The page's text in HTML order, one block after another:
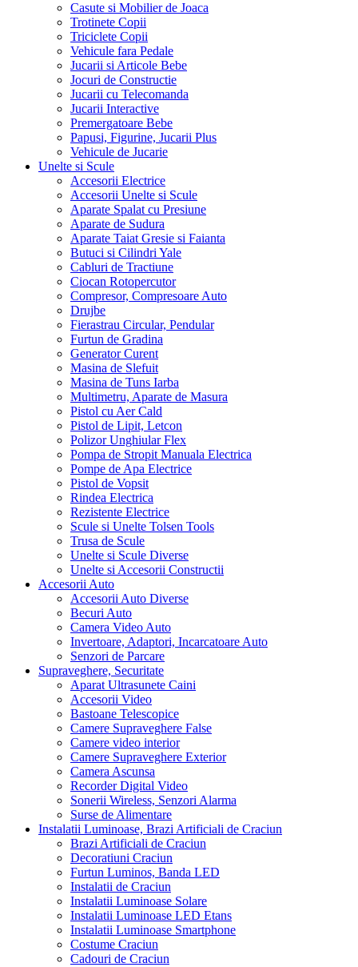
Casute si Mobilier de Joaca
Trotinete Copii
Triciclete Copii
Vehicule fara Pedale
Jucarii si Articole Bebe
Jocuri de Constructie
Jucarii cu Telecomanda
Jucarii Interactive
Premergatoare Bebe
Papusi, Figurine, Jucarii Plus
Vehicule de Jucarie
Unelte si Scule
Accesorii Electrice
Accesorii Unelte si Scule
Aparate Spalat cu Presiune
Aparate de Sudura
Aparate Taiat Gresie si Faianta
Butuci si Cilindri Yale
Cabluri de Tractiune
Ciocan Rotopercutor
Compresor, Compresoare Auto
Drujbe
Fierastrau Circular, Pendular
Furtun de Gradina
Generator Curent
Masina de Slefuit
Masina de Tuns Iarba
Multimetru, Aparate de Masura
Pistol cu Aer Cald
Pistol de Lipit, Letcon
Polizor Unghiular Flex
Pompa de Stropit Manuala Electrica
Pompe de Apa Electrice
Pistol de Vopsit
Rindea Electrica
Rezistente Electrice
Scule si Unelte Tolsen Tools
Trusa de Scule
Unelte si Scule Diverse
Unelte si Accesorii Constructii
Accesorii Auto
Accesorii Auto Diverse
Becuri Auto
Camera Video Auto
Invertoare, Adaptori, Incarcatoare Auto
Senzori de Parcare
Supraveghere, Securitate
Aparat Ultrasunete Caini
Accesorii Video
Bastoane Telescopice
Camere Supraveghere False
Camere video interior
Camere Supraveghere Exterior
Camera Ascunsa
Recorder Digital Video
Sonerii Wireless, Senzori Alarma
Surse de Alimentare
Instalatii Luminoase, Brazi Artificiali de Craciun
Brazi Artificiali de Craciun
Decoratiuni Craciun
Furtun Luminos, Banda LED
Instalatii de Craciun
Instalatii Luminoase Solare
Instalatii Luminoase LED Etans
Instalatii Luminoase Smartphone
Costume Craciun
Cadouri de Craciun